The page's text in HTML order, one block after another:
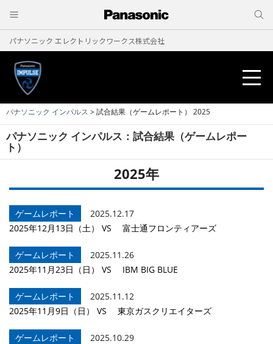
パナソニック エレクトリックワークス株式会社
ニュース
試合結果
試合予定
チームについて
パナソニック インパルス > 試合結果（ゲームレポート） 2025
パナソニック インパルス：試合結果（ゲームレポー
ト）
2025年
ゲームレポート
2025.12.17
2025年12月13日（土） VS 富士通フロンティアーズ
ゲームレポート
2025.11.26
2025年11月23日（日） VS IBM BIG BLUE
ゲームレポート
2025.11.12
2025年11月9日（日） VS 東京ガスクリエイターズ
ゲームレポート
2025.10.29